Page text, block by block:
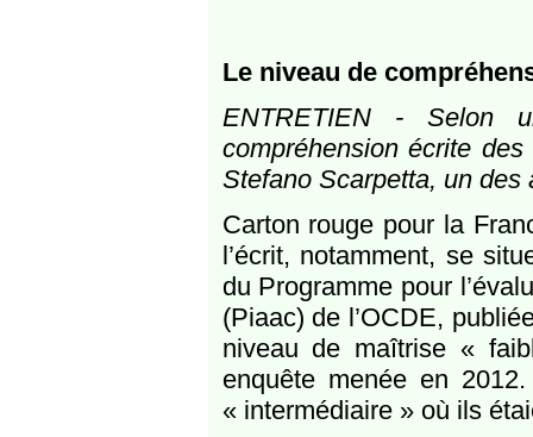
Le niveau de
ENTRETIEN - Selon
compréhension écrite
Stefano Scarpetta, un des
Carton rouge pour la
l’écrit, notamment, se
du Programme pour
(Piaac) de l’OCDE,
niveau de maîtrise «
enquête menée en
« intermédiaire » où ils